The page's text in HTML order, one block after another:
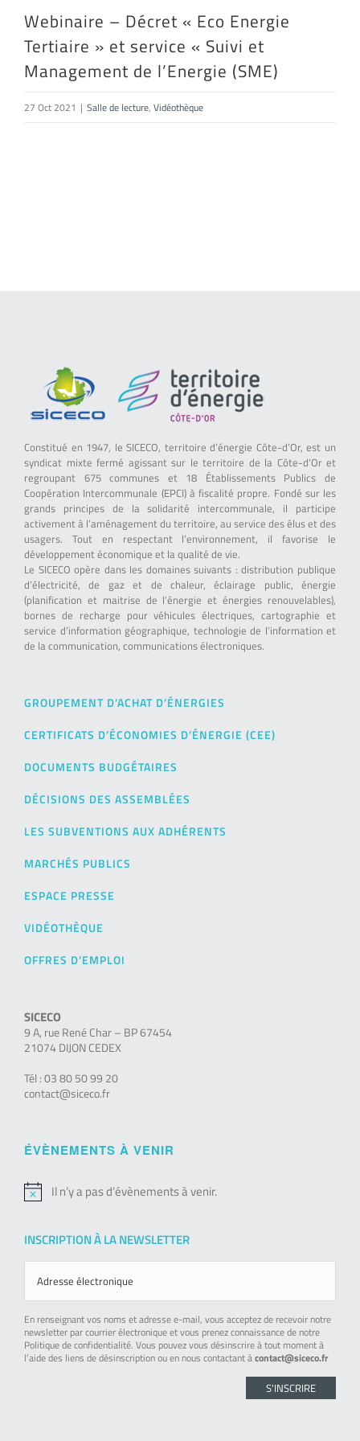
Webinaire – Décret « Eco Energie
Tertiaire » et service « Suivi et
Management de l’Energie (SME)
27 Oct 2021 | Salle de lecture, Vidéothèque
Constitué en 1947, le SICECO, territoire d’énergie Côte-d’Or, est un
syndicat mixte fermé agissant sur le territoire de la Côte-d’Or et
regroupant 675 communes et 18 Établissements Publics de
Coopération Intercommunale (EPCI) à fiscalité propre. Fondé sur les
grands principes de la solidarité intercommunale, il participe
activement à l’aménagement du territoire, au service des élus et des
usagers. Tout en respectant l’environnement, il favorise le
développement économique et la qualité de vie.
Le SICECO opère dans les domaines suivants : distribution publique
d’électricité, de gaz et de chaleur, éclairage public, énergie
(planification et maitrise de l’énergie et énergies renouvelables),
bornes de recharge pour véhicules électriques, cartographie et
service d’information géographique, technologie de l’information et
de la communication, communications électroniques.
GROUPEMENT D’ACHAT D’ÉNERGIES
CERTIFICATS D’ÉCONOMIES D’ÉNERGIE (CEE)
DOCUMENTS BUDGÉTAIRES
DÉCISIONS DES ASSEMBLÉES
LES SUBVENTIONS AUX ADHÉRENTS
MARCHÉS PUBLICS
ESPACE PRESSE
VIDÉOTHÈQUE
OFFRES D’EMPLOI
SICECO
9 A, rue René Char – BP 67454
21074 DIJON CEDEX
Tél : 03 80 50 99 20
contact@siceco.fr
ÉVÈNEMENTS À VENIR
Notice
Il n’y a pas d’évènements à venir.
INSCRIPTION À LA NEWSLETTER
En renseignant vos noms et adresse e-mail, vous acceptez de recevoir notre
newsletter par courrier électronique et vous prenez connaissance de notre
Politique de confidentialité. Vous pouvez vous désinscrire à tout moment à
l’aide des liens de désinscription ou en nous contactant àcontact@siceco.fr